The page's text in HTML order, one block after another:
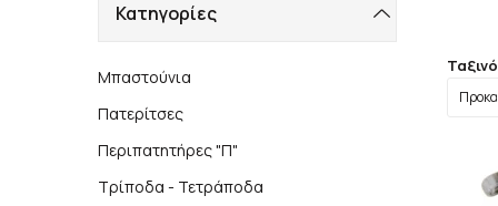
Κατηγορίες
Μπαστούνια
Πατερίτσες
Περιπατητήρες "Π"
Τρίποδα - Τετράποδα